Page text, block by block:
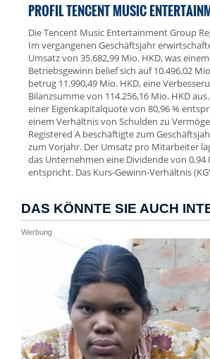
PROFIL TENCENT MUSIC
Die Tencent Music Entertainment Group
Im vergangenen Geschäftsjahr
Umsatz von 35.682,99 Mio. HKD, was
Betriebsgewinn belief sich auf 10.496,02
betrug 11.990,49 Mio. HKD, eine
Bilanzsumme von 114.256,16 Mio. HKD
einer Eigenkapitalquote von 80,96 %
einem Verhältnis von Schulden zu
Registered A beschäftigte zum
zum Vorjahr. Der Umsatz pro Mitarbeiter
das Unternehmen eine Dividende von
entspricht. Das Kurs-Gewinn-Verhältnis